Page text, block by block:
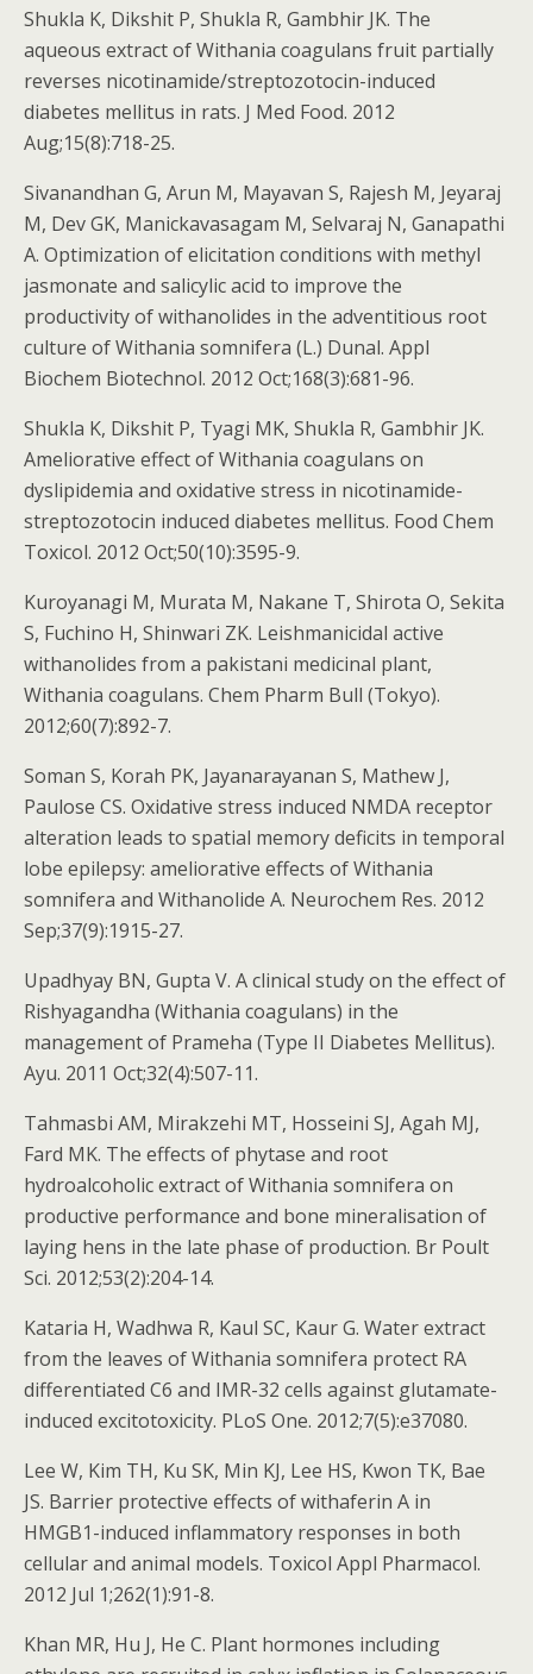
Shukla K, Dikshit P, Shukla R, Gambhir JK. The
aqueous extract of Withania coagulans fruit partially
reverses nicotinamide/streptozotocin-induced
diabetes mellitus in rats. J Med Food. 2012
Aug;15(8):718-25.
Sivanandhan G, Arun M, Mayavan S, Rajesh M, Jeyaraj
M, Dev GK, Manickavasagam M, Selvaraj N, Ganapathi
A. Optimization of elicitation conditions with methyl
jasmonate and salicylic acid to improve the
productivity of withanolides in the adventitious root
culture of Withania somnifera (L.) Dunal. Appl
Biochem Biotechnol. 2012 Oct;168(3):681-96.
Shukla K, Dikshit P, Tyagi MK, Shukla R, Gambhir JK.
Ameliorative effect of Withania coagulans on
dyslipidemia and oxidative stress in nicotinamide-
streptozotocin induced diabetes mellitus. Food Chem
Toxicol. 2012 Oct;50(10):3595-9.
Kuroyanagi M, Murata M, Nakane T, Shirota O, Sekita
S, Fuchino H, Shinwari ZK. Leishmanicidal active
withanolides from a pakistani medicinal plant,
Withania coagulans. Chem Pharm Bull (Tokyo).
2012;60(7):892-7.
Soman S, Korah PK, Jayanarayanan S, Mathew J,
Paulose CS. Oxidative stress induced NMDA receptor
alteration leads to spatial memory deficits in temporal
lobe epilepsy: ameliorative effects of Withania
somnifera and Withanolide A. Neurochem Res. 2012
Sep;37(9):1915-27.
Upadhyay BN, Gupta V. A clinical study on the effect of
Rishyagandha (Withania coagulans) in the
management of Prameha (Type II Diabetes Mellitus).
Ayu. 2011 Oct;32(4):507-11.
Tahmasbi AM, Mirakzehi MT, Hosseini SJ, Agah MJ,
Fard MK. The effects of phytase and root
hydroalcoholic extract of Withania somnifera on
productive performance and bone mineralisation of
laying hens in the late phase of production. Br Poult
Sci. 2012;53(2):204-14.
Kataria H, Wadhwa R, Kaul SC, Kaur G. Water extract
from the leaves of Withania somnifera protect RA
differentiated C6 and IMR-32 cells against glutamate-
induced excitotoxicity. PLoS One. 2012;7(5):e37080.
Lee W, Kim TH, Ku SK, Min KJ, Lee HS, Kwon TK, Bae
JS. Barrier protective effects of withaferin A in
HMGB1-induced inflammatory responses in both
cellular and animal models. Toxicol Appl Pharmacol.
2012 Jul 1;262(1):91-8.
Khan MR, Hu J, He C. Plant hormones including